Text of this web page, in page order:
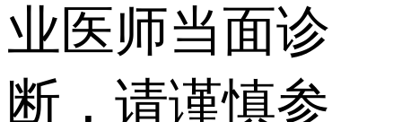
业医师当面诊
断，请谨慎参